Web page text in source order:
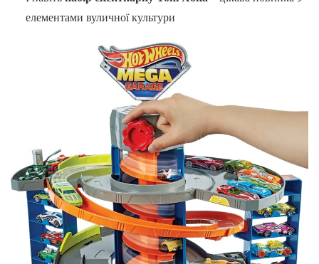
елементами вуличної культури